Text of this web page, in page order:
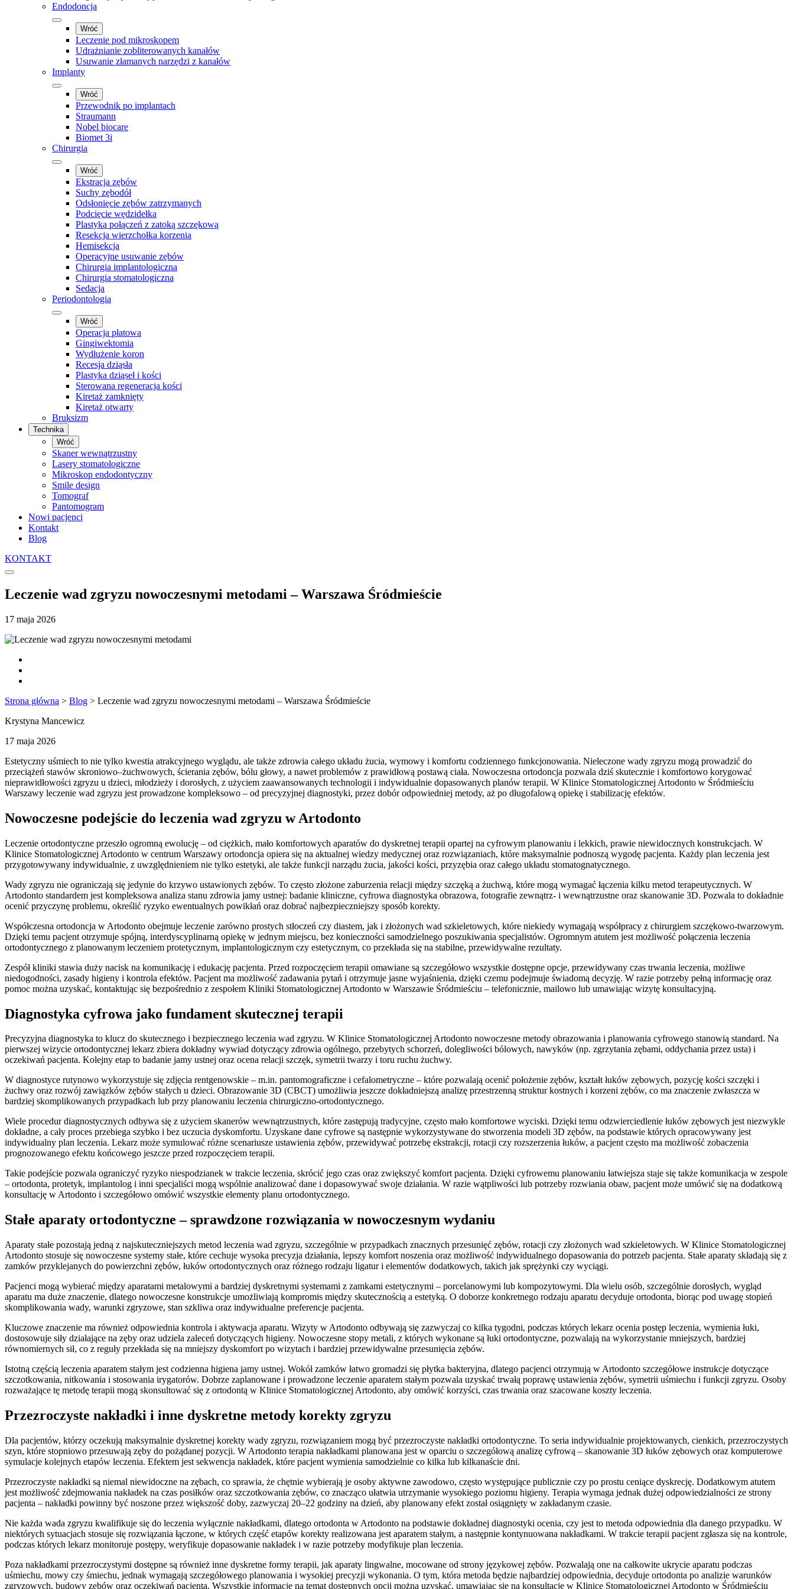
Endodoncja
Wróć
Leczenie pod mikroskopem
Udrażnianie zobliterowanych kanałów
Usuwanie złamanych narzędzi z kanałów
Implanty
Wróć
Przewodnik po implantach
Straumann
Nobel biocare
Biomet 3i
Chirurgia
Wróć
Ekstracja zębów
Suchy zębodół
Odsłonięcie zębów zatrzymanych
Podcięcie wędzidełka
Plastyka połączeń z zatoką szczękową
Resekcja wierzchołka korzenia
Hemisekcja
Operacyjne usuwanie zębów
Chirurgia implantologiczna
Chirurgia stomatologiczna
Sedacja
Periodontologia
Wróć
Operacja płatowa
Gingiwektomia
Wydłużenie koron
Recesja dziąsła
Plastyka dziąseł i kości
Sterowana regeneracja kości
Kiretaż zamknięty
Kiretaż otwarty
Bruksizm
Technika
Wróć
Skaner wewnątrzustny
Lasery stomatologiczne
Mikroskop endodontyczny
Smile design
Tomograf
Pantomogram
Nowi pacjenci
Kontakt
Blog
KONTAKT
Leczenie wad zgryzu nowoczesnymi metodami – Warszawa Śródmieście
17 maja 2026
Strona główna > Blog > Leczenie wad zgryzu nowoczesnymi metodami – Warszawa Śródmieście
Krystyna Mancewicz
17 maja 2026
Estetyczny uśmiech to nie tylko kwestia atrakcyjnego wyglądu, ale także zdrowia całego układu żucia, wymowy i komfortu codziennego funkcjonowania. Nieleczone wady zgryzu mogą prowadzić do
przeciążeń stawów skroniowo–żuchwowych, ścierania zębów, bólu głowy, a nawet problemów z prawidłową postawą ciała. Nowoczesna ortodoncja pozwala dziś skutecznie i komfortowo korygować
nieprawidłowości zgryzu u dzieci, młodzieży i dorosłych, z użyciem zaawansowanych technologii i indywidualnie dopasowanych planów terapii. W Klinice Stomatologicznej Artodonto w Śródmieściu
Warszawy leczenie wad zgryzu jest prowadzone kompleksowo – od precyzyjnej diagnostyki, przez dobór odpowiedniej metody, aż po długofalową opiekę i stabilizację efektów.
Nowoczesne podejście do leczenia wad zgryzu w Artodonto
Leczenie ortodontyczne przeszło ogromną ewolucję – od ciężkich, mało komfortowych aparatów do dyskretnej terapii opartej na cyfrowym planowaniu i lekkich, prawie niewidocznych konstrukcjach. W
Klinice Stomatologicznej Artodonto w centrum Warszawy ortodoncja opiera się na aktualnej wiedzy medycznej oraz rozwiązaniach, które maksymalnie podnoszą wygodę pacjenta. Każdy plan leczenia jest
przygotowywany indywidualnie, z uwzględnieniem nie tylko estetyki, ale także funkcji narządu żucia, jakości kości, przyzębia oraz całego układu stomatognatycznego.
Wady zgryzu nie ograniczają się jedynie do krzywo ustawionych zębów. To często złożone zaburzenia relacji między szczęką a żuchwą, które mogą wymagać łączenia kilku metod terapeutycznych. W
Artodonto standardem jest kompleksowa analiza stanu zdrowia jamy ustnej: badanie kliniczne, cyfrowa diagnostyka obrazowa, fotografie zewnątrz- i wewnątrzustne oraz skanowanie 3D. Pozwala to dokładnie
ocenić przyczynę problemu, określić ryzyko ewentualnych powikłań oraz dobrać najbezpieczniejszy sposób korekty.
Współczesna ortodoncja w Artodonto obejmuje leczenie zarówno prostych stłoczeń czy diastem, jak i złożonych wad szkieletowych, które niekiedy wymagają współpracy z chirurgiem szczękowo‑twarzowym.
Dzięki temu pacjent otrzymuje spójną, interdyscyplinarną opiekę w jednym miejscu, bez konieczności samodzielnego poszukiwania specjalistów. Ogromnym atutem jest możliwość połączenia leczenia
ortodontycznego z planowanym leczeniem protetycznym, implantologicznym czy estetycznym, co przekłada się na stabilne, przewidywalne rezultaty.
Zespół kliniki stawia duży nacisk na komunikację i edukację pacjenta. Przed rozpoczęciem terapii omawiane są szczegółowo wszystkie dostępne opcje, przewidywany czas trwania leczenia, możliwe
niedogodności, zasady higieny i kontrola efektów. Pacjent ma możliwość zadawania pytań i otrzymuje jasne wyjaśnienia, dzięki czemu podejmuje świadomą decyzję. W razie potrzeby pełną informację oraz
pomoc można uzyskać, kontaktując się bezpośrednio z zespołem Kliniki Stomatologicznej Artodonto w Warszawie Śródmieściu – telefonicznie, mailowo lub umawiając wizytę konsultacyjną.
Diagnostyka cyfrowa jako fundament skutecznej terapii
Precyzyjna diagnostyka to klucz do skutecznego i bezpiecznego leczenia wad zgryzu. W Klinice Stomatologicznej Artodonto nowoczesne metody obrazowania i planowania cyfrowego stanowią standard. Na
pierwszej wizycie ortodontycznej lekarz zbiera dokładny wywiad dotyczący zdrowia ogólnego, przebytych schorzeń, dolegliwości bólowych, nawyków (np. zgrzytania zębami, oddychania przez usta) i
oczekiwań pacjenta. Kolejny etap to badanie jamy ustnej oraz ocena relacji szczęk, symetrii twarzy i toru ruchu żuchwy.
W diagnostyce rutynowo wykorzystuje się zdjęcia rentgenowskie – m.in. pantomograficzne i cefalometryczne – które pozwalają ocenić położenie zębów, kształt łuków zębowych, pozycję kości szczęki i
żuchwy oraz rozwój zawiązków zębów stałych u dzieci. Obrazowanie 3D (CBCT) umożliwia jeszcze dokładniejszą analizę przestrzenną struktur kostnych i korzeni zębów, co ma znaczenie zwłaszcza w
bardziej skomplikowanych przypadkach lub przy planowaniu leczenia chirurgiczno‑ortodontycznego.
Wiele procedur diagnostycznych odbywa się z użyciem skanerów wewnątrzustnych, które zastępują tradycyjne, często mało komfortowe wyciski. Dzięki temu odzwierciedlenie łuków zębowych jest niezwykle
dokładne, a cały proces przebiega szybko i bez uczucia dyskomfortu. Uzyskane dane cyfrowe są następnie wykorzystywane do stworzenia modeli 3D zębów, na podstawie których opracowywany jest
indywidualny plan leczenia. Lekarz może symulować różne scenariusze ustawienia zębów, przewidywać potrzebę ekstrakcji, rotacji czy rozszerzenia łuków, a pacjent często ma możliwość zobaczenia
prognozowanego efektu końcowego jeszcze przed rozpoczęciem terapii.
Takie podejście pozwala ograniczyć ryzyko niespodzianek w trakcie leczenia, skrócić jego czas oraz zwiększyć komfort pacjenta. Dzięki cyfrowemu planowaniu łatwiejsza staje się także komunikacja w zespole
– ortodonta, protetyk, implantolog i inni specjaliści mogą wspólnie analizować dane i dopasowywać swoje działania. W razie wątpliwości lub potrzeby rozwiania obaw, pacjent może umówić się na dodatkową
konsultację w Artodonto i szczegółowo omówić wszystkie elementy planu ortodontycznego.
Stałe aparaty ortodontyczne – sprawdzone rozwiązania w nowoczesnym wydaniu
Aparaty stałe pozostają jedną z najskuteczniejszych metod leczenia wad zgryzu, szczególnie w przypadkach znacznych przesunięć zębów, rotacji czy złożonych wad szkieletowych. W Klinice Stomatologicznej
Artodonto stosuje się nowoczesne systemy stałe, które cechuje wysoka precyzja działania, lepszy komfort noszenia oraz możliwość indywidualnego dopasowania do potrzeb pacjenta. Stałe aparaty składają się z
zamków przyklejanych do powierzchni zębów, łuków ortodontycznych oraz różnego rodzaju ligatur i elementów dodatkowych, takich jak sprężynki czy wyciągi.
Pacjenci mogą wybierać między aparatami metalowymi a bardziej dyskretnymi systemami z zamkami estetycznymi – porcelanowymi lub kompozytowymi. Dla wielu osób, szczególnie dorosłych, wygląd
aparatu ma duże znaczenie, dlatego nowoczesne konstrukcje umożliwiają kompromis między skutecznością a estetyką. O doborze konkretnego rodzaju aparatu decyduje ortodonta, biorąc pod uwagę stopień
skomplikowania wady, warunki zgryzowe, stan szkliwa oraz indywidualne preferencje pacjenta.
Kluczowe znaczenie ma również odpowiednia kontrola i aktywacja aparatu. Wizyty w Artodonto odbywają się zazwyczaj co kilka tygodni, podczas których lekarz ocenia postęp leczenia, wymienia łuki,
dostosowuje siły działające na zęby oraz udziela zaleceń dotyczących higieny. Nowoczesne stopy metali, z których wykonane są łuki ortodontyczne, pozwalają na wykorzystanie mniejszych, bardziej
równomiernych sił, co z reguły przekłada się na mniejszy dyskomfort po wizytach i bardziej przewidywalne przesunięcia zębów.
Istotną częścią leczenia aparatem stałym jest codzienna higiena jamy ustnej. Wokół zamków łatwo gromadzi się płytka bakteryjna, dlatego pacjenci otrzymują w Artodonto szczegółowe instrukcje dotyczące
szczotkowania, nitkowania i stosowania irygatorów. Dobrze zaplanowane i prowadzone leczenie aparatem stałym pozwala uzyskać trwałą poprawę ustawienia zębów, symetrii uśmiechu i funkcji zgryzu. Osoby
rozważające tę metodę terapii mogą skonsultować się z ortodontą w Klinice Stomatologicznej Artodonto, aby omówić korzyści, czas trwania oraz szacowane koszty leczenia.
Przezroczyste nakładki i inne dyskretne metody korekty zgryzu
Dla pacjentów, którzy oczekują maksymalnie dyskretnej korekty wady zgryzu, rozwiązaniem mogą być przezroczyste nakładki ortodontyczne. To seria indywidualnie projektowanych, cienkich, przezroczystych
szyn, które stopniowo przesuwają zęby do pożądanej pozycji. W Artodonto terapia nakładkami planowana jest w oparciu o szczegółową analizę cyfrową – skanowanie 3D łuków zębowych oraz komputerowe
symulacje kolejnych etapów leczenia. Efektem jest sekwencja nakładek, które pacjent wymienia samodzielnie co kilka lub kilkanaście dni.
Przezroczyste nakładki są niemal niewidoczne na zębach, co sprawia, że chętnie wybierają je osoby aktywne zawodowo, często występujące publicznie czy po prostu ceniące dyskrecję. Dodatkowym atutem
jest możliwość zdejmowania nakładek na czas posiłków oraz szczotkowania zębów, co znacząco ułatwia utrzymanie wysokiego poziomu higieny. Terapia wymaga jednak dużej odpowiedzialności ze strony
pacjenta – nakładki powinny być noszone przez większość doby, zazwyczaj 20–22 godziny na dzień, aby planowany efekt został osiągnięty w zakładanym czasie.
Nie każda wada zgryzu kwalifikuje się do leczenia wyłącznie nakładkami, dlatego ortodonta w Artodonto na podstawie dokładnej diagnostyki ocenia, czy jest to metoda odpowiednia dla danego przypadku. W
niektórych sytuacjach stosuje się rozwiązania łączone, w których część etapów korekty realizowana jest aparatem stałym, a następnie kontynuowana nakładkami. W trakcie terapii pacjent zgłasza się na kontrole,
podczas których lekarz monitoruje postępy, weryfikuje dopasowanie nakładek i w razie potrzeby modyfikuje plan leczenia.
Poza nakładkami przezroczystymi dostępne są również inne dyskretne formy terapii, jak aparaty lingwalne, mocowane od strony językowej zębów. Pozwalają one na całkowite ukrycie aparatu podczas
uśmiechu, mowy czy śmiechu, jednak wymagają szczegółowego planowania i wysokiej precyzji wykonania. O tym, która metoda będzie najbardziej odpowiednia, decyduje ortodonta po analizie warunków
zgryzowych, budowy zębów oraz oczekiwań pacjenta. Wszystkie informacje na temat dostępnych opcji można uzyskać, umawiając się na konsultację w Klinice Stomatologicznej Artodonto w Śródmieściu